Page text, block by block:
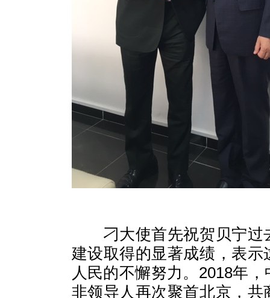
刁大使首先祝贺贝宁
建设取得的显著成绩，表
人民的不懈努力。 2018年
非领导人再次聚首北京，